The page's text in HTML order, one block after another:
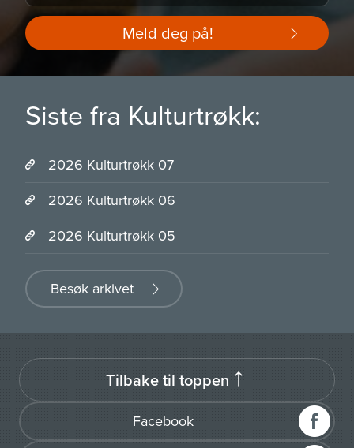
Meld deg på!
Siste fra Kulturtrøkk:
2026 Kulturtrøkk 07
2026 Kulturtrøkk 06
2026 Kulturtrøkk 05
Besøk arkivet
Facebook
Tilbake til toppen